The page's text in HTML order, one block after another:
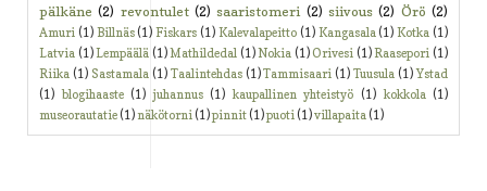
pälkäne (2) revontulet (2) saaristomeri (2) siivous (2) Örö (2)
Amuri (1) Billnäs (1) Fiskars (1) Kalevalapeitto (1) Kangasala (1) Kotka (1)
Latvia (1)Lempäälä (1)Mathildedal (1)Nokia (1) Orivesi (1)Raasepori (1)
Riika (1) Sastamala (1) Taalintehdas (1) Tammisaari (1) Tuusula (1) Ystad
(1) blogihaaste (1) juhannus (1) kaupallinen yhteistyö (1) kokkola (1)
museorautatie(1)näkötorni(1)pinnit(1)puoti(1)villapaita(1)